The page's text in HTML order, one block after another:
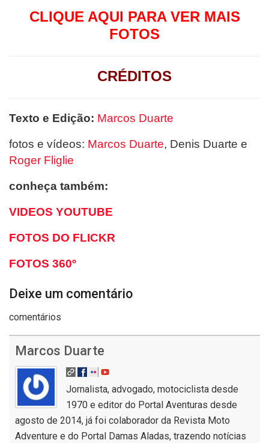
CLIQUE AQUI PARA VER MAIS
FOTOS
CRÉDITOS
Texto e Edição: Marcos Duarte
fotos e vídeos: Marcos Duarte, Denis Duarte e
Roger Fliglie
conheça também:
VIDEOS YOUTUBE
FOTOS DO FLICKR
FOTOS 360º
Deixe um comentário
comentários
Marcos Duarte
Jornalista, advogado, motociclista desde
1970 e editor do Portal Aventuras desde
agosto de 2014, já foi colaborador da Revista Moto
Adventure e do Portal Damas Aladas, trazendo notícias